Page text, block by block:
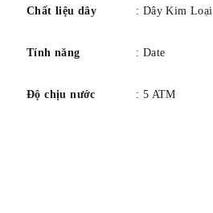
Chất liệu dây : Dây Kim Loại
Tính năng : Date
Độ chịu nước : 5 ATM